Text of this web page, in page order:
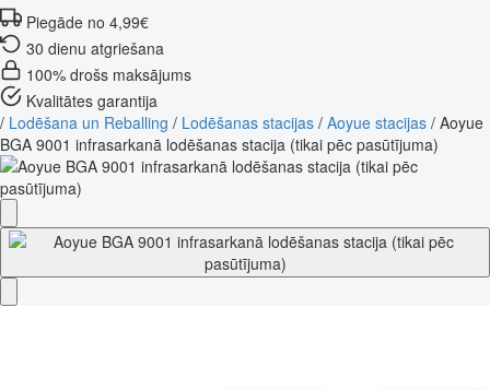
Piegāde no 4,99€
30 dienu atgriešana
100% drošs maksājums
Kvalitātes garantija
/ Lodēšana un Reballing / Lodēšanas stacijas / Aoyue stacijas / Aoyue
BGA 9001 infrasarkanā lodēšanas stacija (tikai pēc pasūtījuma)